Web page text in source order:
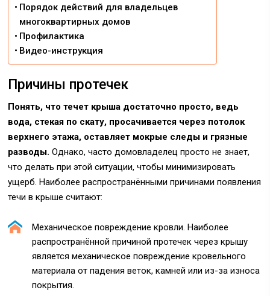
Порядок действий для владельцев
многоквартирных домов
Профилактика
Видео-инструкция
Причины протечек
Понять, что течет крыша достаточно просто, ведь
вода, стекая по скату, просачивается через потолок
верхнего этажа, оставляет мокрые следы и грязные
разводы. Однако, часто домовладелец просто не знает,
что делать при этой ситуации, чтобы минимизировать
ущерб. Наиболее распространёнными причинами появления
течи в крыше считают:
Механическое повреждение кровли. Наиболее
распространённой причиной протечек через крышу
является механическое повреждение кровельного
материала от падения веток, камней или из-за износа
покрытия.